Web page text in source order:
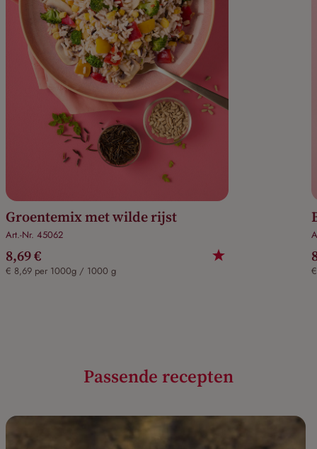
Groentemix met wilde rijst
Art.-Nr. 45062
8,69 €
€ 8,69 per 1000g / 1000 g
Passende recepten